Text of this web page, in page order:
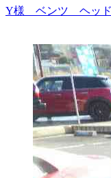
Y様 ベンツ ヘッド